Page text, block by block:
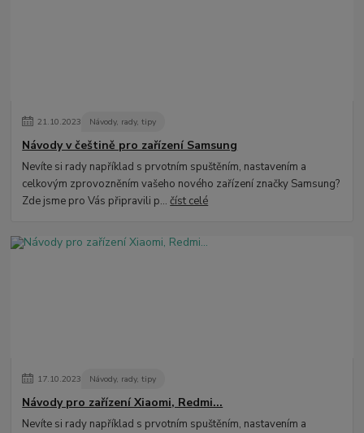
21.10.2023 Návody, rady, tipy
Návody v češtině pro zařízení Samsung
Nevíte si rady například s prvotním spuštěním, nastavením a
celkovým zprovozněním vašeho nového zařízení značky Samsung?
Zde jsme pro Vás připravili p...číst celé
17.10.2023 Návody, rady, tipy
Návody pro zařízení Xiaomi, Redmi...
Nevíte si rady například s prvotním spuštěním, nastavením a